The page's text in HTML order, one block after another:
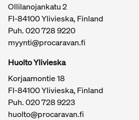
Ollilanojankatu 2
FI-84100 Ylivieska, Finland
Puh.020 728 9220
myynti@procaravan.fi
Huolto Ylivieska
Korjaamontie 18
FI-84100 Ylivieska, Finland
Puh.020 728 9223
huolto@procaravan.fi